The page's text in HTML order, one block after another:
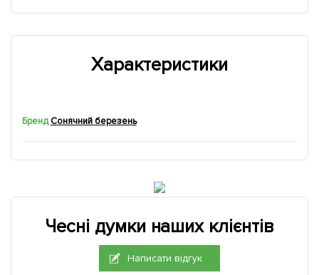
Характеристики
Бренд Сонячний березень
Чесні думки наших клієнтів
Написати відгук